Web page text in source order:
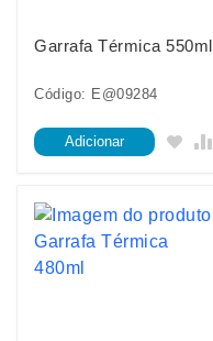
Garrafa Térmica 550ml
Código: E@09284
Adicionar